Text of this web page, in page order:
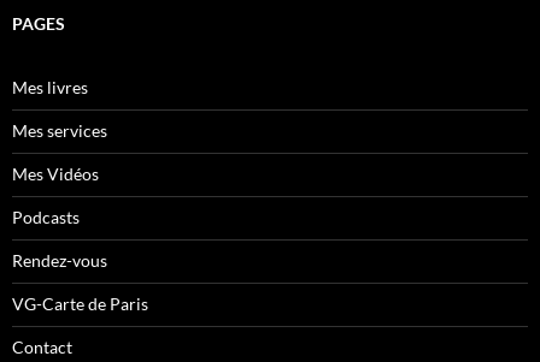
PAGES
Mes livres
Mes services
Mes Vidéos
Podcasts
Rendez-vous
VG-Carte de Paris
Contact